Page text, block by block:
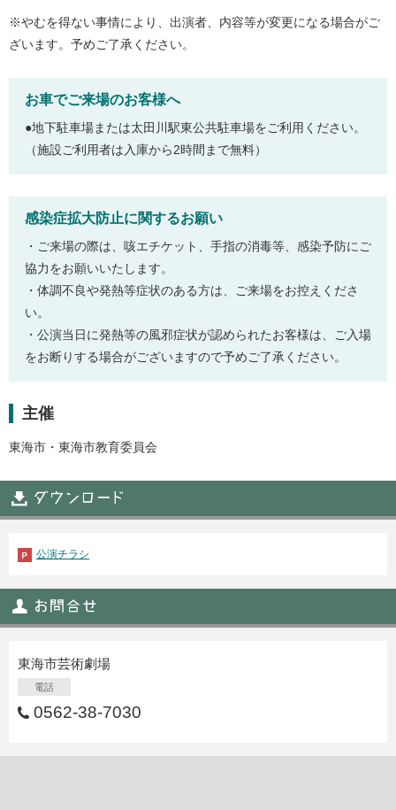
※やむを得ない事情により、出演者、内容等が変更になる場合がご
ざいます。予めご了承ください。
お車でご来場のお客様へ
●地下駐車場または太田川駅東公共駐車場をご利用ください。
（施設ご利用者は入庫から2時間まで無料）
感染症拡大防止に関するお願い
・ご来場の際は、咳エチケット、手指の消毒等、感染予防にご
協力をお願いいたします。
・体調不良や発熱等症状のある方は、ご来場をお控えくださ
い。
・公演当日に発熱等の風邪症状が認められたお客様は、ご入場
をお断りする場合がございますので予めご了承ください。
主催
東海市・東海市教育委員会
公演チラシ
東海市芸術劇場
電話
0562-38-7030